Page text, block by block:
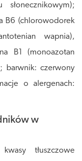
B6 (chlorowodorek
wapnia),
B1 (monoazotan
barwnik: czerwony
o alergenach:
w
tłuszczowe